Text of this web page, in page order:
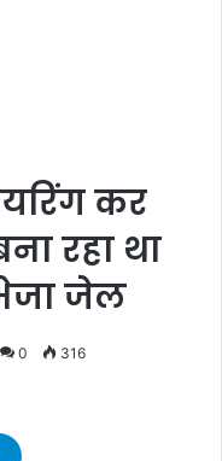
कर
रहा था
जेल
0 316